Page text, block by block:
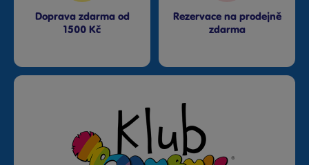
Doprava zdarma od
1500 Kč
Rezervace na prodejně
zdarma